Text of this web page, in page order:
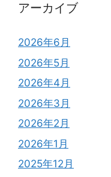
アーカイブ
2026年6月
2026年5月
2026年4月
2026年3月
2026年2月
2026年1月
2025年12月